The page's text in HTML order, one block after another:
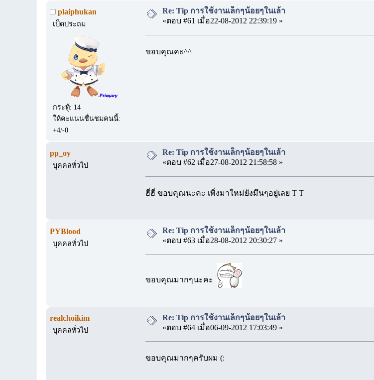
plaiphukan
เป็ดประถม
กระทู้: 14
ให้คะแนนชื่นชมคนนี้:
+4/-0
Re: Tip การใช้งานเล็กๆน้อยๆในเล้า
«ตอบ #61 เมื่อ22-08-2012 22:39:19 »
ขอบคุณคะ^^
pp_oy
บุคคลทั่วไป
Re: Tip การใช้งานเล็กๆน้อยๆในเล้า
«ตอบ #62 เมื่อ27-08-2012 21:58:58 »
ฮี่ฮี่ ขอบคุณนะคะ เพิ่งมาใหม่ยังมึนๆอยู่เลย T T
PYBlood
บุคคลทั่วไป
Re: Tip การใช้งานเล็กๆน้อยๆในเล้า
«ตอบ #63 เมื่อ28-08-2012 20:30:27 »
ขอบคุณมากๆนะคะ
realchoikim
บุคคลทั่วไป
Re: Tip การใช้งานเล็กๆน้อยๆในเล้า
«ตอบ #64 เมื่อ06-09-2012 17:03:49 »
ขอบคุณมากๆครับผม (: